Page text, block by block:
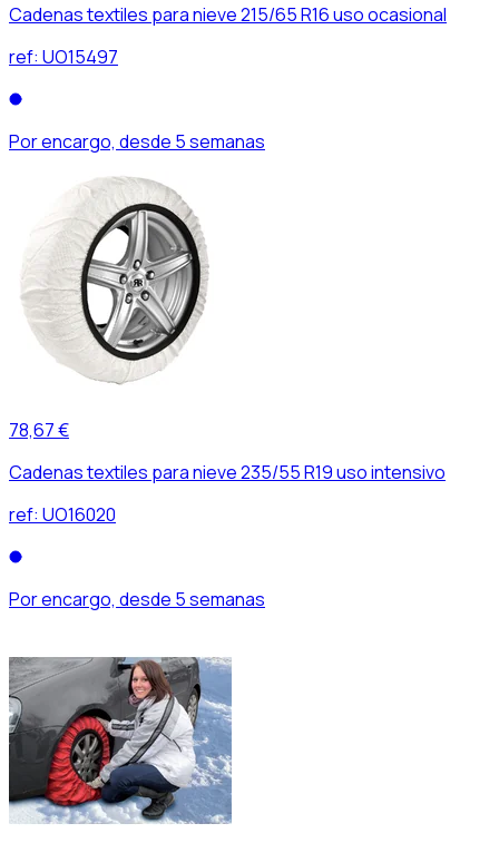
Cadenas textiles para nieve 215/65 R16 uso ocasional
ref: UO15497
Por encargo, desde 5 semanas
78,67 €
Cadenas textiles para nieve 235/55 R19 uso intensivo
ref: UO16020
Por encargo, desde 5 semanas